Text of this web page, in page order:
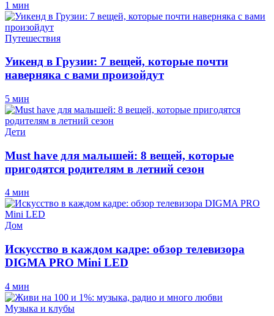
1 мин
Путешествия
Уикенд в Грузии: 7 вещей, которые почти
наверняка с вами произойдут
5 мин
Дети
Must have для малышей: 8 вещей, которые
пригодятся родителям в летний сезон
4 мин
Дом
Искусство в каждом кадре: обзор телевизора
DIGMA PRO Mini LED
4 мин
Музыка и клубы